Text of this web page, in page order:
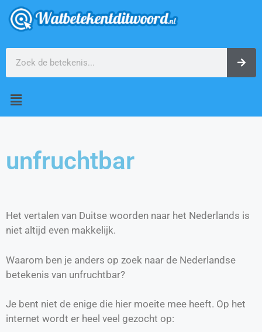
unfruchtbar
Het vertalen van Duitse woorden naar het Nederlands is
niet altijd even makkelijk.
Waarom ben je anders op zoek naar de Nederlandse
betekenis van unfruchtbar?
Je bent niet de enige die hier moeite mee heeft. Op het
internet wordt er heel veel gezocht op: